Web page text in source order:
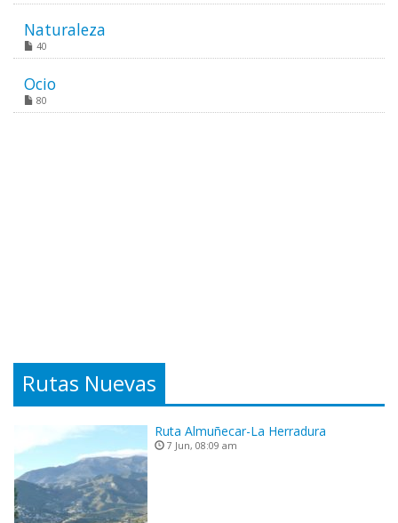
Naturaleza
40
Ocio
80
Rutas Nuevas
Ruta Almuñecar-La Herradura
7 Jun, 08:09 am